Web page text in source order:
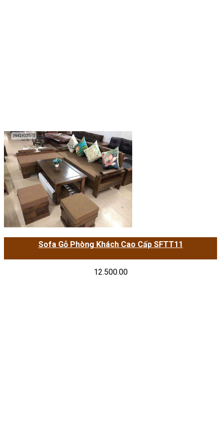
Sofa Gỗ Phòng Khách Cao Cấp SFTT11
12.500.00